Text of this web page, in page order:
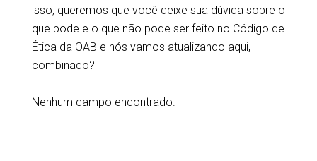
isso, queremos que você deixe sua dúvida sobre o
que pode e o que não pode ser feito no Código de
Ética da OAB e nós vamos atualizando aqui,
combinado?
Nenhum campo encontrado.